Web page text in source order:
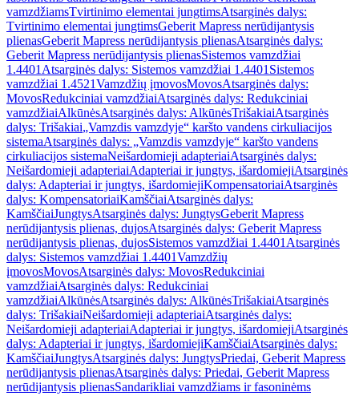
vamzdžiamsTvirtinimo elementai jungtimsAtsarginės dalys:
Tvirtinimo elementai jungtimsGeberit Mapress nerūdijantysis
plienasGeberit Mapress nerūdijantysis plienasAtsarginės dalys:
Geberit Mapress nerūdijantysis plienasSistemos vamzdžiai
1.4401 Atsarginės dalys: Sistemos vamzdžiai 1.4401 Sistemos
vamzdžiai 1.4521Vamzdžių įmovosMovosAtsarginės dalys:
MovosRedukciniai vamzdžiaiAtsarginės dalys: Redukciniai
vamzdžiaiAlkūnėsAtsarginės dalys: AlkūnėsTrišakiaiAtsarginės
dalys: Trišakiai„Vamzdis vamzdyje“ karšto vandens cirkuliacijos
sistemaAtsarginės dalys: „Vamzdis vamzdyje“ karšto vandens
cirkuliacijos sistemaNeišardomieji adapteriaiAtsarginės dalys:
Neišardomieji adapteriaiAdapteriai ir jungtys, išardomiejiAtsarginės
dalys: Adapteriai ir jungtys, išardomiejiKompensatoriaiAtsarginės
dalys: KompensatoriaiKamščiaiAtsarginės dalys:
KamščiaiJungtysAtsarginės dalys: JungtysGeberit Mapress
nerūdijantysis plienas, dujosAtsarginės dalys: Geberit Mapress
nerūdijantysis plienas, dujosSistemos vamzdžiai 1.4401 Atsarginės
dalys: Sistemos vamzdžiai 1.4401Vamzdžių
įmovosMovosAtsarginės dalys: MovosRedukciniai
vamzdžiaiAtsarginės dalys: Redukciniai
vamzdžiaiAlkūnėsAtsarginės dalys: AlkūnėsTrišakiaiAtsarginės
dalys: TrišakiaiNeišardomieji adapteriaiAtsarginės dalys:
Neišardomieji adapteriaiAdapteriai ir jungtys, išardomiejiAtsarginės
dalys: Adapteriai ir jungtys, išardomiejiKamščiaiAtsarginės dalys:
KamščiaiJungtysAtsarginės dalys: JungtysPriedai, Geberit Mapress
nerūdijantysis plienasAtsarginės dalys: Priedai, Geberit Mapress
nerūdijantysis plienasSandarikliai vamzdžiams ir fasoninėms